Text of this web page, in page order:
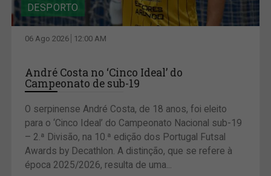
DESPORTO
06 Ago 2026 12:00 AM
André Costa no ‘Cinco Ideal’ do
Campeonato de sub-19
O serpinense André Costa, de 18 anos, foi eleito
para o ‘Cinco Ideal’ do Campeonato Nacional sub-19
– 2.ª Divisão, na 10.ª edição dos Portugal Futsal
Awards by Decathlon. A distinção, que se refere à
época 2025/2026, resulta de uma...